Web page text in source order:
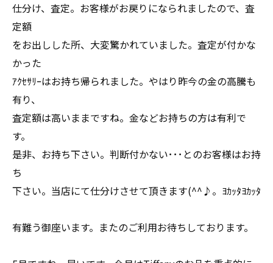
仕分け、査定。お客様がお戻りになられましたので、査
定額
をお出しした所、大変驚かれていました。査定が付かな
かった
ｱｸｾｻﾘｰはお持ち帰られました。やはり昨今の金の高騰も
有り、
査定額は高いままですね。金などお持ちの方は有利で
す。
是非、お持ち下さい。判断付かない･･･とのお客様はお持
ち
下さい。当店にて仕分けさせて頂きます(^^♪。ﾖｶｯﾀﾖｶｯﾀ
有難う御座います。またのご利用お待ちしております。